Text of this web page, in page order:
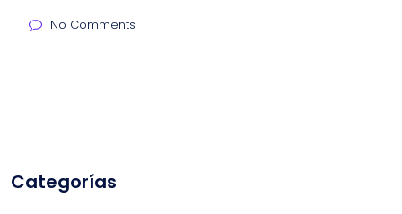
No Comments
Categorías